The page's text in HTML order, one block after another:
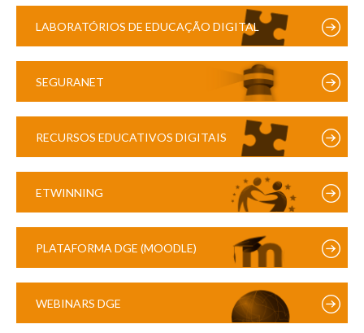
LABORATÓRIOS DE EDUCAÇÃO DIGITAL
SEGURANET
RECURSOS EDUCATIVOS DIGITAIS
ETWINNING
PLATAFORMA DGE (MOODLE)
WEBINARS DGE